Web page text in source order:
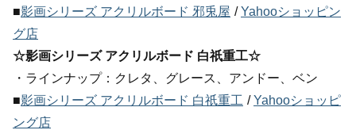
■影画シリーズ アクリルボード 邪兎屋 /Yahooショッピン
グ店
☆影画シリーズ アクリルボード 白祇重工☆
・ラインナップ：クレタ、グレース、アンドー、ベン
■影画シリーズ アクリルボード 白祇重工 /Yahooショッピ
ング店